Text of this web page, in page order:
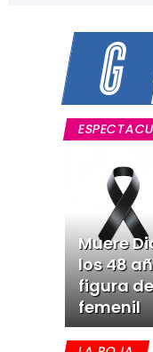
Muere
los 48
figura
femenil